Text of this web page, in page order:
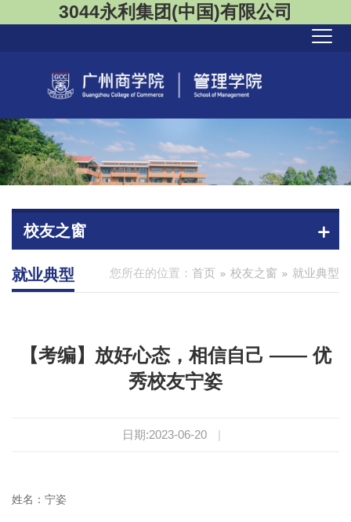
3044永利集团(中国)有限公司
校友之窗
您所在的位置： 首页 校友之窗 就业典型
就业典型
【考编】放好心态，相信自己 —— 优
秀校友宁姿
日期:2023-06-20 |
姓名：宁姿